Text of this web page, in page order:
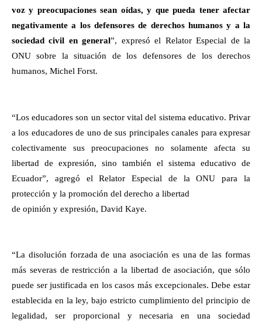
voz y preocupaciones sean oídas, y que pueda tener afectar
negativamente a los defensores de derechos humanos y a la
sociedad civil en general”, expresó el Relator Especial de la
ONU sobre la situación de los defensores de los derechos
humanos, Michel Forst.
“Los educadores son un sector vital del sistema educativo. Privar
a los educadores de uno de sus principales canales para expresar
colectivamente sus preocupaciones no solamente afecta su
libertad de expresión, sino también el sistema educativo de
Ecuador”, agregó el Relator Especial de la ONU para la
protección y la promoción del derecho a libertad
de opinión y expresión, David Kaye.
“La disolución forzada de una asociación es una de las formas
más severas de restricción a la libertad de asociación, que sólo
puede ser justificada en los casos más excepcionales. Debe estar
establecida en la ley, bajo estricto cumplimiento del principio de
legalidad, ser proporcional y necesaria en una sociedad